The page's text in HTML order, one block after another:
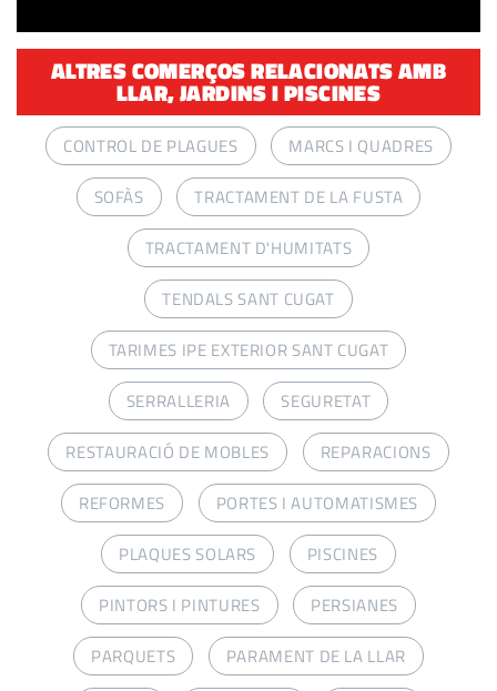
ALTRES COMERÇOS RELACIONATS AMB
LLAR, JARDINS I PISCINES
CONTROL DE PLAGUES
MARCS I QUADRES
SOFÀS
TRACTAMENT DE LA FUSTA
TRACTAMENT D'HUMITATS
TENDALS SANT CUGAT
TARIMES IPE EXTERIOR SANT CUGAT
SERRALLERIA
SEGURETAT
RESTAURACIÓ DE MOBLES
REPARACIONS
REFORMES
PORTES I AUTOMATISMES
PLAQUES SOLARS
PISCINES
PINTORS I PINTURES
PERSIANES
PARQUETS
PARAMENT DE LA LLAR